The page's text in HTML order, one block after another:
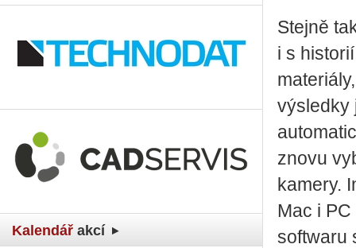
Kalendář akcí
Stejně
i s
výsledky
znovu
kamery.
Mac i
softwaru